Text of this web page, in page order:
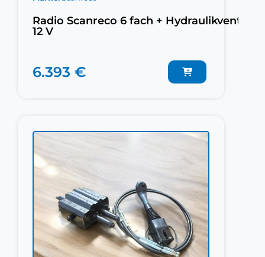
Radio Scanreco 6 fach + Hydraulikventil
12 V
6.393 €